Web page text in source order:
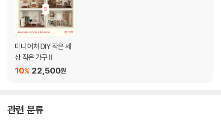
08 옷걸이 선반
09 가든 벤치
10 협탁 겸용 상자
11 벽 선반장
12 소잉 테이블
17 싱글 소파
미니어처 DIY 작은 세
상 작은 가구 Ⅱ
22,500원
10%
관련 분류